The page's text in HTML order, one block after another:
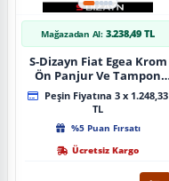
Mağazadan Al: 3.238,49 TL
S-Dizayn Fiat Egea Krom
Ön Panjur Ve Tampon
Çıta Seti Diamond Model
22 Prç. 2020 Üzeri (Parlak
Peşin Fiyatına 3 x 1.248,33
TL
%5 Puan Fırsatı
Ücretsiz Kargo